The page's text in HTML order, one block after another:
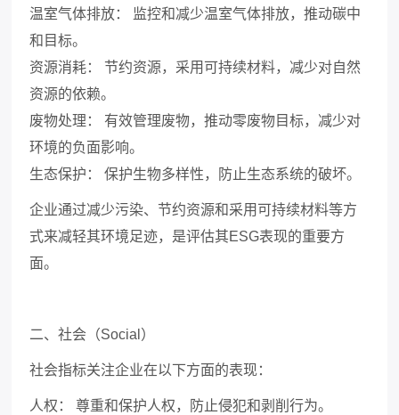
温室气体排放：
监控和减少温室气体排放，推动碳中
和目标。
资源消耗：
节约资源，采用可持续材料，减少对自然
资源的依赖。
废物处理：
有效管理废物，推动零废物目标，减少对
环境的负面影响。
生态保护：
保护生物多样性，防止生态系统的破坏。
企业通过减少污染、节约资源和采用可持续材料等方
式来减轻其环境足迹，是评估其ESG表现的重要方
面。
二、社会（Social ）
社会指标关注企业在以下方面的表现：
人权： 尊重和保护人权，防止侵犯和剥削行为。